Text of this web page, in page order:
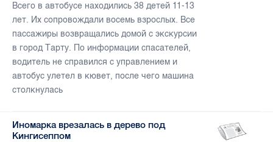
Всего в автобусе находились 38 детей 11-13
лет. Их сопровождали восемь взрослых. Все
пассажиры возвращались домой с экскурсии
в город Тарту. По информации спасателей,
водитель не справился с управлением и
автобус улетел в кювет, после чего машина
столкнулась
Иномарка врезалась в дерево под
Кингисеппом